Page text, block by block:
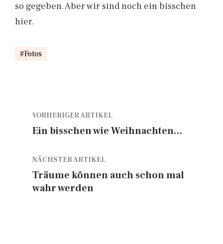
so gegeben. Aber wir sind noch ein bisschen
hier.
Fotos
VORHERIGER ARTIKEL
Ein bisschen wie Weihnachten…
NÄCHSTER ARTIKEL
Träume können auch schon mal
wahr werden